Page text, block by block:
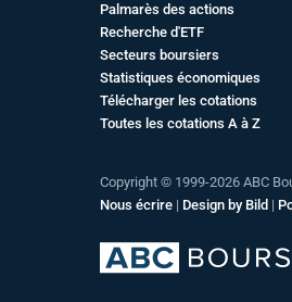
Palmarès des actions
Recherche d'ETF
Secteurs boursiers
Statistiques économiques
Télécharger les cotations
Toutes les cotations A à Z
Copyright © 1999-2026 ABC
Nous écrire | Design by Bild |